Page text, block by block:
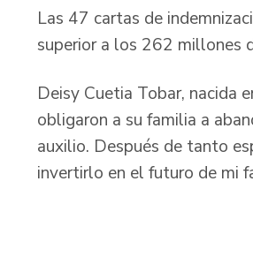
Las 47 cartas de
superior a los 262 millones
Deisy Cuetia Tobar, nacida
obligaron a su familia a
auxilio. Después de tanto
invertirlo en el futuro de mi